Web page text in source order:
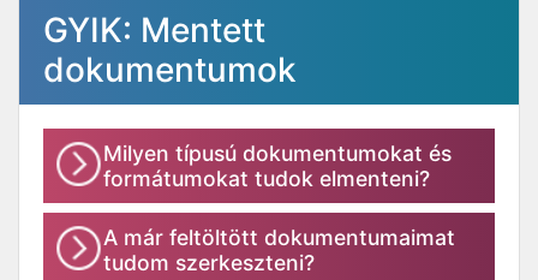
GYIK: Mentett
dokumentumok
Milyen típusú dokumentumokat és
formátumokat tudok elmenteni?
A már feltöltött dokumentumaimat
tudom szerkeszteni?